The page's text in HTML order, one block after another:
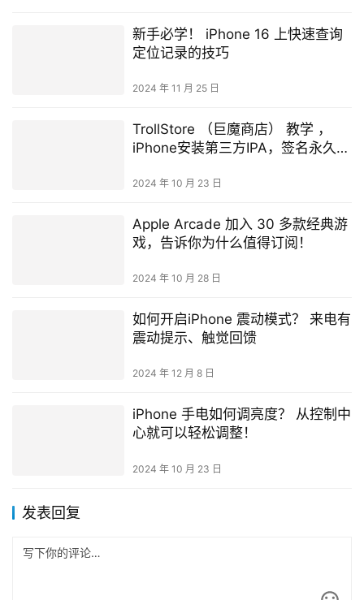
新手必学！ iPhone 16 上快速查询
定位记录的技巧
2024 年 11 月 25 日
TrollStore （巨魔商店） 教学 ，
iPhone安装第三方IPA，签名永久有
2024 年 10 月 23 日
Apple Arcade 加入 30 多款经典游
戏，告诉你为什么值得订阅！
2024 年 10 月 28 日
如何开启iPhone 震动模式？ 来电有
震动提示、触觉回馈
2024 年 12 月 8 日
iPhone 手电如何调亮度？ 从控制中
心就可以轻松调整！
2024 年 10 月 23 日
发表回复